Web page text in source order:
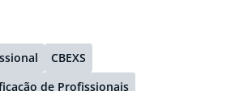
CBEXS
de Profissionais